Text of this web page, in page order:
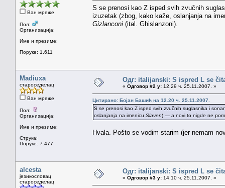
Ван мреже
Пол:
Организација:
Име и презиме:
Поруке: 1.611
S se prenosi kao Z isped svih zvučnih
izuzetak (zbog, kako kaže, oslanjanja na
Gizlanconi (ital. Ghislanzoni).
Madiuxa
староседелац
Ван мреже
Пол:
Организација:
Име и презиме:
Струка:
Поруке: 7.477
Одг: italijanski: S ispred L se
« Одговор #2 у: 12.29 ч. 25.11.2007. »
Цитирано: Бојан Башић на 12.20 ч. 25.11.2007.
S se prenosi kao Z isped svih zvučnih suglasnika i
oslanjanja na imenicu Slaven) — a novi to nigde ne
Hvala. Pošto se vodim starim (jer nemam
alcesta
језикословац
староседелац
Одг: italijanski: S ispred L se
« Одговор #3 у: 14.10 ч. 25.11.2007. »